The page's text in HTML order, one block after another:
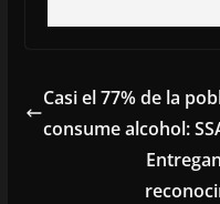
Casi el 77% de la
consume alcohol: